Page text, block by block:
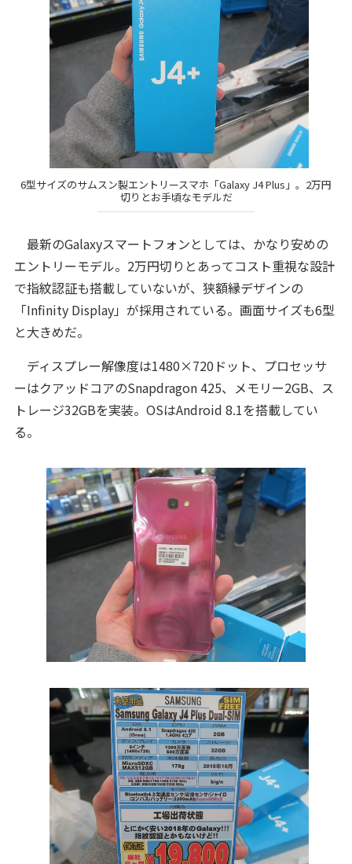
6型サイズのサムスン製エントリースマホ「Galaxy J4 Plus」。2万円
切りとお手頃なモデルだ
最新のGalaxyスマートフォンとしては、かなり安めの
エントリーモデル。2万円切りとあってコスト重視な設計
で指紋認証も搭載していないが、狭額縁デザインの
「Infinity Display」が採用されている。画面サイズも6型
と大きめだ。
ディスプレー解像度は1480×720ドット、プロセッサ
ーはクアッドコアのSnapdragon 425、メモリー2GB、ス
トレージ32GBを実装。OSはAndroid 8.1を搭載してい
る。